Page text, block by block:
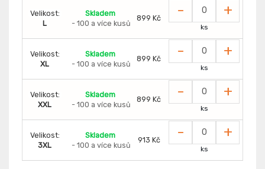
Velikost:
L
Skladem
- 100 a více kusů
899 Kč - +
ks
Velikost:
XL
Skladem
- 100 a více kusů
899 Kč - +
ks
Velikost:
XXL
Skladem
- 100 a více kusů
899 Kč - +
ks
Velikost:
3XL
Skladem
- 100 a více kusů
913 Kč - +
ks